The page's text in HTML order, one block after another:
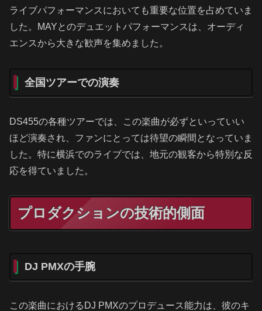
ライブパフォーマンスにおいても重要な位置を占めていま
した。MAYとのデュエットパフォーマンスは、オーディ
エンスから大きな歓声を集めました。
全国ツアーでの演奏
DS455の各種ツアーでは、この楽曲が必ずといっていい
ほど演奏され、ファンにとっては待望の瞬間となっていま
した。特に横浜でのライブでは、地元の観客から特別な反
応を得ていました。
プロダクションの技術的側面
DJ PMXの手腕
この楽曲におけるDJ PMXのプロデュース能力は、彼のキ